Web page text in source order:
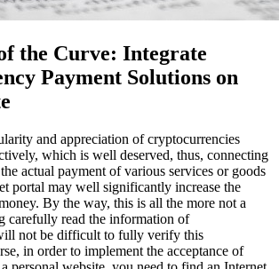
the Curve: Integrate
Payment Solutions on
and appreciation of cryptocurrencies
which is well deserved, thus, connecting
actual payment of various services or goods
portal may well significantly increase the
By the way, this is all the more not a
carefully read the information of
not be difficult to fully verify this
in order to implement the acceptance of